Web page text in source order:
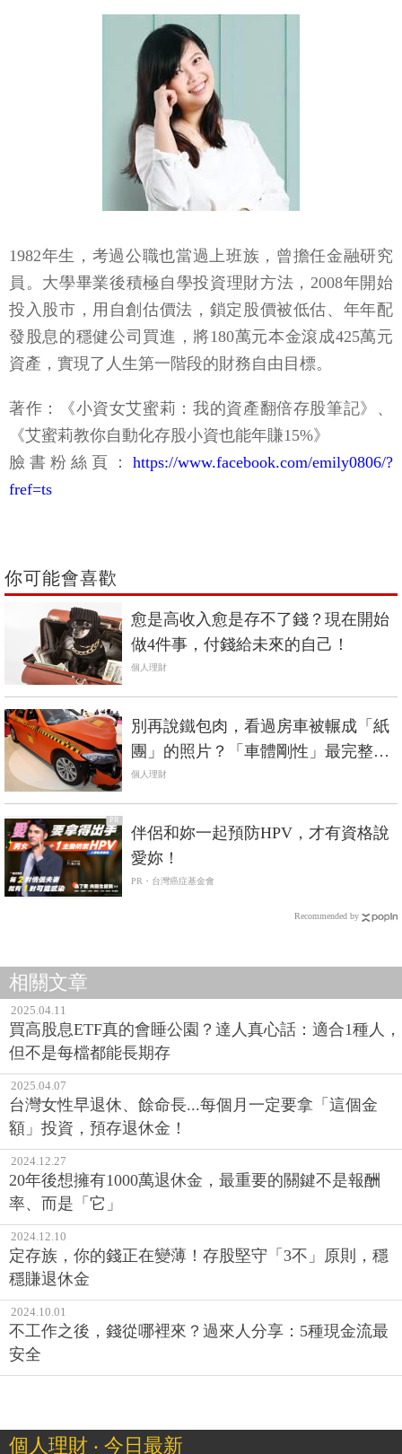
1982年生，考過公職也當過上班族，曾擔任金融研究
員。大學畢業後積極自學投資理財方法，2008年開始
投入股市，用自創估價法，鎖定股價被低估、年年配
發股息的穩健公司買進，將180萬元本金滾成425萬元
資產，實現了人生第一階段的財務自由目標。
著作：《小資女艾蜜莉：我的資產翻倍存股筆記》、
《艾蜜莉教你自動化存股小資也能年賺15%》
臉書粉絲頁： https://www.facebook.com/emily0806/?
fref=ts
你可能會喜歡
愈是高收入愈是存不了錢？現在開始
做4件事，付錢給未來的自己！
個人理財
別再說鐵包肉，看過房車被輾成「紙
團」的照片？「車體剛性」最完整解
析《國產車篇》
個人理財
PR
伴侶和妳一起預防HPV，才有資格說
愛妳！
PR・台灣癌症基金會
Recommended by
相關文章
2025.04.11
買高股息ETF真的會睡公園？達人真心話：適合1種人，
但不是每檔都能長期存
2025.04.07
台灣女性早退休、餘命長...每個月一定要拿「這個金
額」投資，預存退休金！
2024.12.27
20年後想擁有1000萬退休金，最重要的關鍵不是報酬
率、而是「它」
2024.12.10
定存族，你的錢正在變薄！存股堅守「3不」原則，穩
穩賺退休金
2024.10.01
不工作之後，錢從哪裡來？過來人分享：5種現金流最
安全
個人理財 ‧ 今日最新